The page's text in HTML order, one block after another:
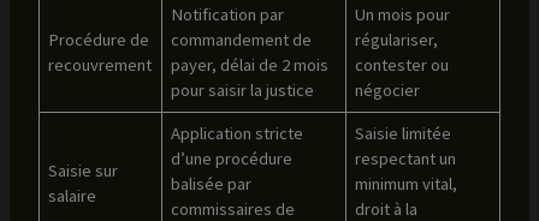
Procédure de
recouvrement
Notification par
commandement de
payer, délai de 2 mois
pour saisir la justice
Un mois pour
régulariser,
contester ou
négocier
Saisie sur
salaire
Application stricte
d’une procédure
balisée par
commissaires de
Saisie limitée
respectant un
minimum vital,
droit à la